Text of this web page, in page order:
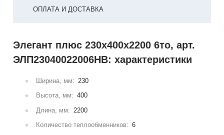
ОПЛАТА И ДОСТАВКА
Элегант плюс 230x400x2200 6то, арт.
ЭЛП23040022006НВ: характеристики
Ширина, мм: 230
Высота, мм: 400
Длина, мм: 2200
Количество теплообменников: 6